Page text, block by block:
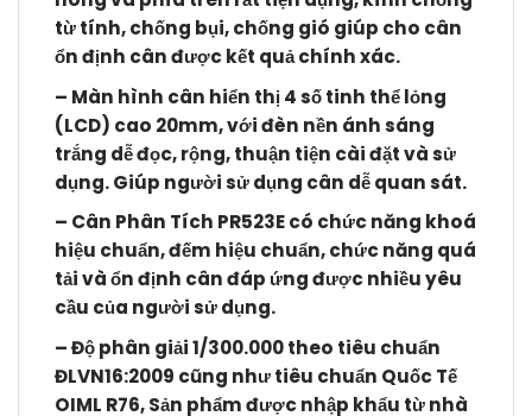
từ tính, chống bụi, chống gió giúp cho cân
ổn định cân được kết quả chính xác.
– Màn hình cân hiển thị 4 số tinh thể lỏng
(LCD) cao 20mm, với đèn nền ánh sáng
trắng dễ đọc, rộng, thuận tiện cài đặt và sử
dụng. Giúp người sử dụng cân dễ quan sát.
– Cân Phân Tích PR523E có chức năng khoá
hiệu chuẩn, đếm hiệu chuẩn, chức năng quá
tải và ổn định cân đáp ứng được nhiều yêu
cầu của người sử dụng.
– Độ phân giải 1/300.000 theo tiêu chuẩn
ĐLVN16:2009 cũng như tiêu chuẩn Quốc Tế
OIML R76, Sản phẩm được nhập khẩu từ nhà